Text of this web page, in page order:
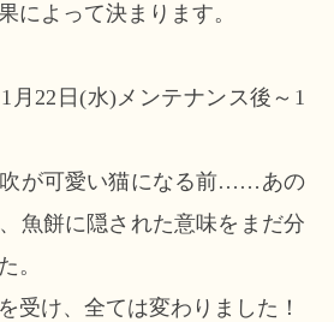
によって決まります。
月22日(水)メンテナンス後～1
が可愛い猫になる前……あの
魚餅に隠された意味をまだ分
。
受け、全ては変わりました！